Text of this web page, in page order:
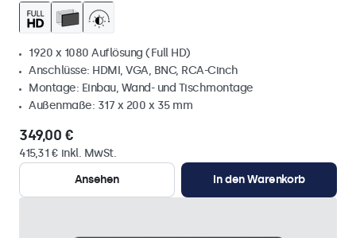
1920 x 1080 Auflösung (Full HD)
Anschlüsse: HDMI, VGA, BNC, RCA-Cinch
Montage: Einbau, Wand- und Tischmontage
Außenmaße: 317 x 200 x 35 mm
349,00 €
415,31 € inkl. MwSt.
Ansehen
In den Warenkorb